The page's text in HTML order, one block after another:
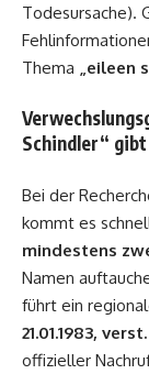
Todesursache).
Thema
„eileen
Schindler“ gibt
Bei der
kommt es
mindestens
Namen
führt ein
21.01.1983, verst.
offizieller